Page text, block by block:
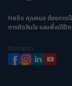
Hello คุณหมอ ต้องการเ
การตัดสินใจ และเพื่อมีชีวิ
ติดตามเรา